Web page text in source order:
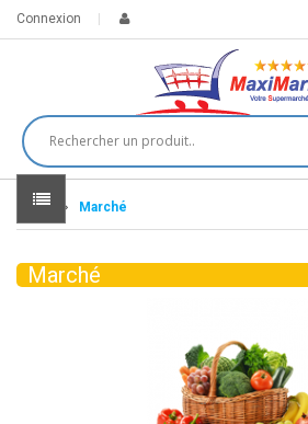
Connexion
Home Marché
Marché